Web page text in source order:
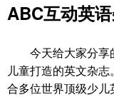
ABC互动英
今天给大家分
儿童打造的英文杂
合多位世界顶级少儿